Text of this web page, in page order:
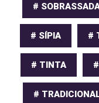
#
# SÍPIA #
# TINTA
#